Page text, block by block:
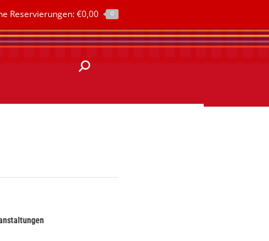
Reservierungen:€0,00 0
Kontakt